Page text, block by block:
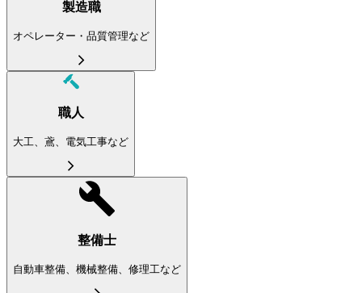
製造職
オペレーター・品質管理など
職人
大工、鳶、電気工事など
整備士
自動車整備、機械整備、修理工など